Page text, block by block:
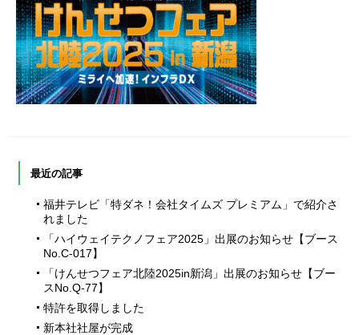
最近の記事
福井テレビ「特ダネ！会社タイムズ プレミアム」で紹介さ
れました
「ハイウェイテクノフェア2025」出展のお知らせ【ブース
No.C-017】
「けんせつフェア北陸2025in新潟」出展のお知らせ【ブー
スNo.Q-77】
特許を取得しました
新本社社屋が完成